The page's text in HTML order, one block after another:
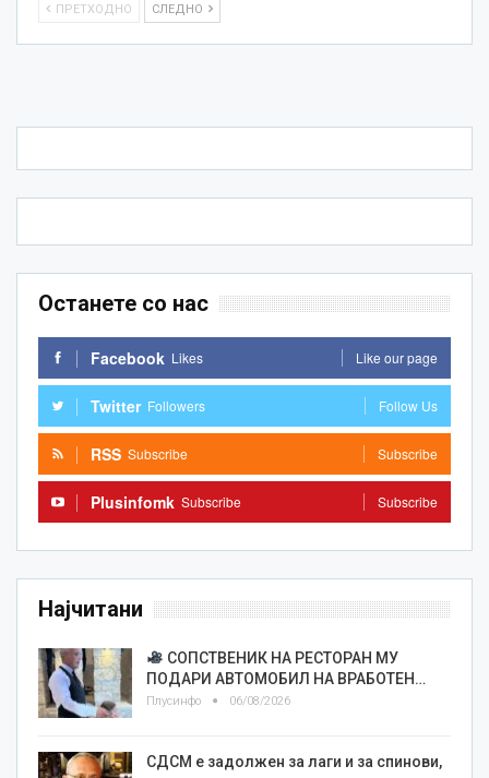
ПРЕТХОДНО СЛЕДНО
Останете со нас
Facebook Likes Like our page
Twitter Followers Follow Us
RSS Subscribe Subscribe
Plusinfomk Subscribe Subscribe
Најчитани
СОПСТВЕНИК НА РЕСТОРАН МУ
ПОДАРИ АВТОМОБИЛ НА ВРАБОТЕН…
Плусинфо 06/08/2026
СДСМ е задолжен за лаги и за спинови,